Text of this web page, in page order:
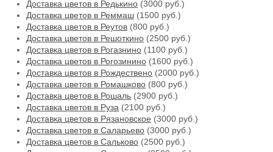
Доставка цветов в Редькино (3000 руб.)
Доставка цветов в Реммаш (1500 руб.)
Доставка цветов в Реутов (800 руб.)
Доставка цветов в Решоткино (2500 руб.)
Доставка цветов в Рогазнино (1100 руб.)
Доставка цветов в Рогозинино (1600 руб.)
Доставка цветов в Рождествено (2000 руб.)
Доставка цветов в Ромашково (800 руб.)
Доставка цветов в Рошаль (2900 руб.)
Доставка цветов в Руза (2100 руб.)
Доставка цветов в Рязановское (3000 руб.)
Доставка цветов в Саларьево (3000 руб.)
Доставка цветов в Сальково (2500 руб.)